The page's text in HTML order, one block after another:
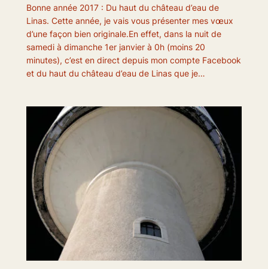
Bonne année 2017 : Du haut du château d’eau de
Linas. Cette année, je vais vous présenter mes vœux
d’une façon bien originale.En effet, dans la nuit de
samedi à dimanche 1er janvier à 0h (moins 20
minutes), c’est en direct depuis mon compte Facebook
et du haut du château d’eau de Linas que je…